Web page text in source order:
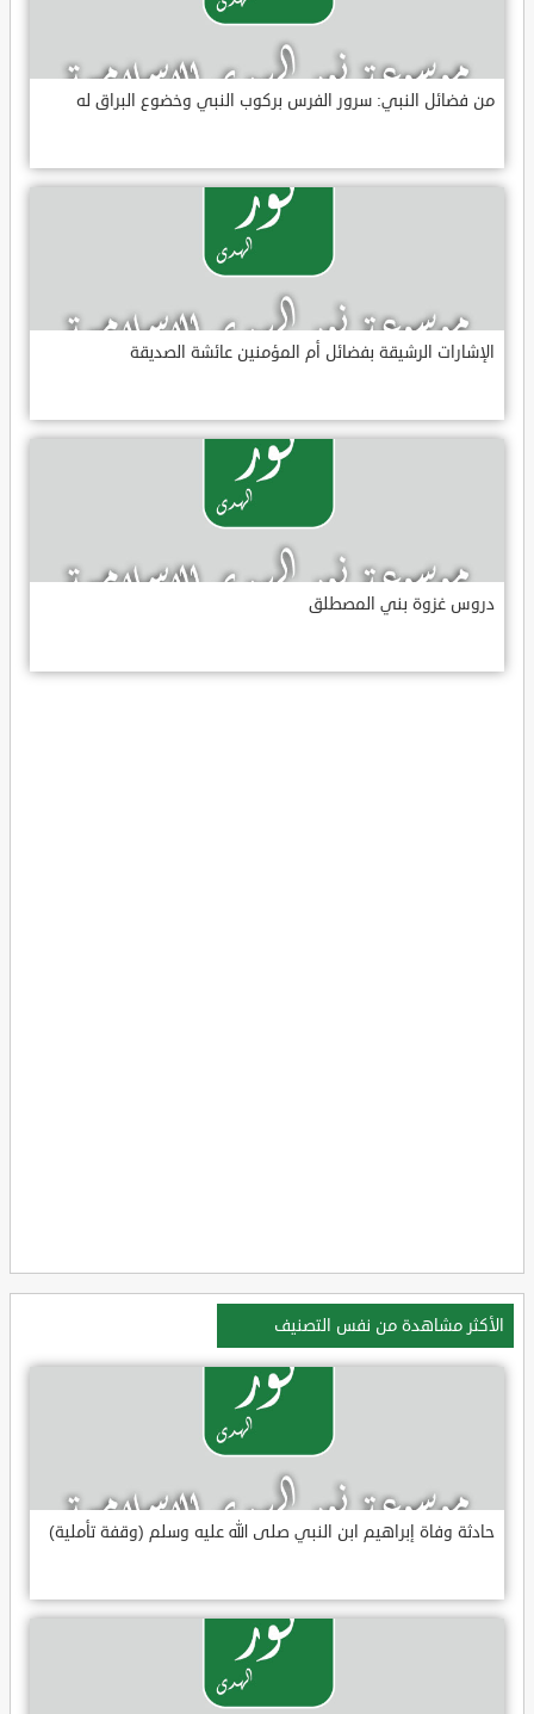
من فضائل النبي: سرور الفرس بركوب النبي وخضوع البراق له
الإشارات الرشيقة بفضائل أم المؤمنين عائشة الصديقة
دروس غزوة بني المصطلق
الأكثر مشاهدة من نفس التصنيف
حادثة وفاة إبراهيم ابن النبي صلى الله عليه وسلم (وقفة تأملية)